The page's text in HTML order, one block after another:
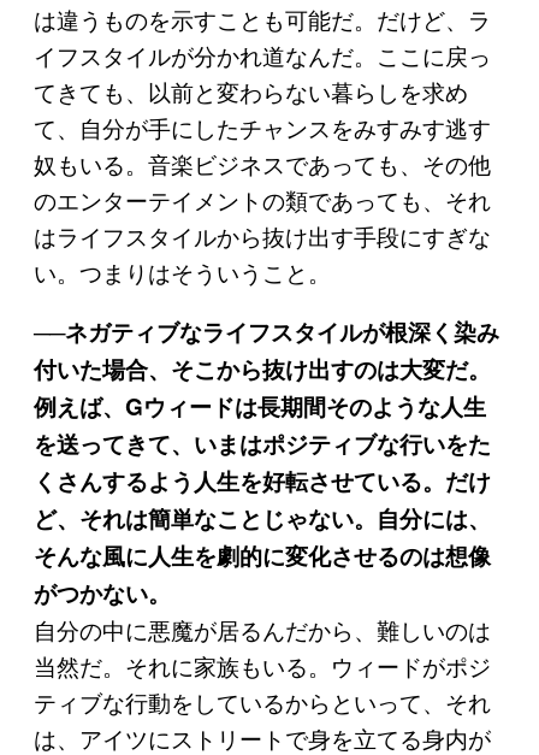
は違うものを示すことも可能だ。だけど、ラ
イフスタイルが分かれ道なんだ。ここに戻っ
てきても、以前と変わらない暮らしを求め
て、自分が手にしたチャンスをみすみす逃す
奴もいる。音楽ビジネスであっても、その他
のエンターテイメントの類であっても、それ
はライフスタイルから抜け出す手段にすぎな
い。つまりはそういうこと。
──ネガティブなライフスタイルが根深く染み
付いた場合、そこから抜け出すのは大変だ。
例えば、Gウィードは長期間そのような人生
を送ってきて、いまはポジティブな行いをた
くさんするよう人生を好転させている。だけ
ど、それは簡単なことじゃない。自分には、
そんな風に人生を劇的に変化させるのは想像
がつかない。
自分の中に悪魔が居るんだから、難しいのは
当然だ。それに家族もいる。ウィードがポジ
ティブな行動をしているからといって、それ
は、アイツにストリートで身を立てる身内が